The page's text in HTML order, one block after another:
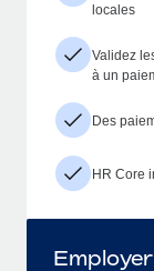
locales
Validez
à un
Des
HR Core